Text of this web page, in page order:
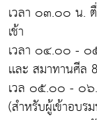
เวลา ๐๓.๐๐ น.
เช้า
เวลา ๐๔.๐๐ - ๐
เเละ สมาทานศี
เวล ๐๕.๐๐ - ๐๖
(สำหรับผู้เข้าอบร